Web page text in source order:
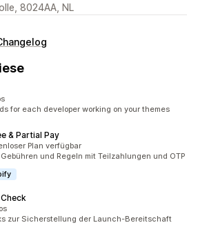
8024AA, NL
for each developer working on your themes
& Partial Pay
insgesamtPlan verfügbar
und Regeln mit Teilzahlungen und OTP
zur Sicherstellung der Launch-Bereitschaft